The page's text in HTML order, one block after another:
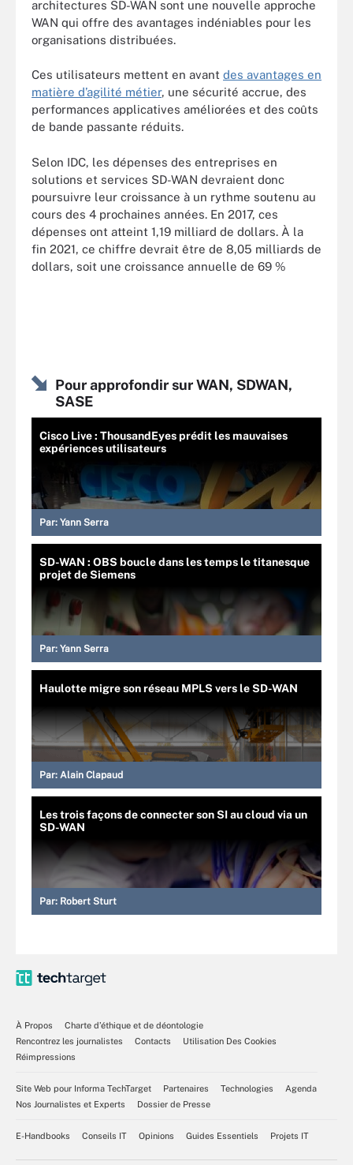
architectures SD-WAN sont une nouvelle approche
WAN qui offre des avantages indéniables pour les
organisations distribuées.
Ces utilisateurs mettent en avant des avantages en
matière d’agilité métier, une sécurité accrue, des
performances applicatives améliorées et des coûts
de bande passante réduits.
Selon IDC, les dépenses des entreprises en
solutions et services SD-WAN devraient donc
poursuivre leur croissance à un rythme soutenu au
cours des 4 prochaines années. En 2017, ces
dépenses ont atteint 1,19 milliard de dollars. À la
fin 2021, ce chiffre devrait être de 8,05 milliards de
dollars, soit une croissance annuelle de 69 %
Pour approfondir sur WAN, SDWAN,
SASE
Cisco Live : ThousandEyes prédit les mauvaises
expériences utilisateurs
Par: Yann Serra
SD-WAN : OBS boucle dans les temps le titanesque
projet de Siemens
Par: Yann Serra
Haulotte migre son réseau MPLS vers le SD-WAN
Par: Alain Clapaud
Les trois façons de connecter son SI au cloud via un
SD-WAN
Par: Robert Sturt
À Propos
Charte d’éthique et de déontologie
Rencontrez les journalistes
Contacts
Utilisation Des Cookies
Réimpressions
Site Web pour Informa TechTarget Partenaires Technologies
Agenda
Nos Journalistes et Experts
Dossier de Presse
E-Handbooks Conseils IT Opinions Guides Essentiels Projets IT